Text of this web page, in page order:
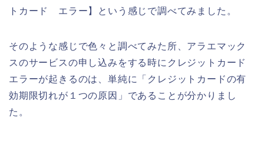
トカード エラー】という感じで調べてみました。
そのような感じで色々と調べてみた所、アラエマック
スのサービスの申し込みをする時にクレジットカード
エラーが起きるのは、単純に「クレジットカードの有
効期限切れが１つの原因」であることが分かりまし
た。